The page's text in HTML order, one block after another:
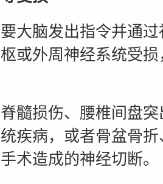
脑发出指令并通过
或外周神经系统受
损伤、腰椎间盘突
疾病，或者骨盆骨
术造成的神经切断。